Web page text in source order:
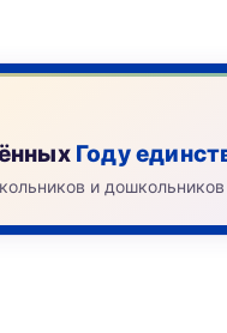
Году
и дошкольников